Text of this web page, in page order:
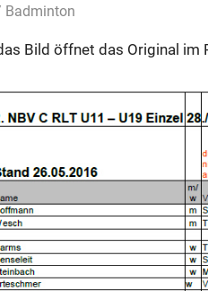
svladmin
Badminton
Bild öffnet das Original im